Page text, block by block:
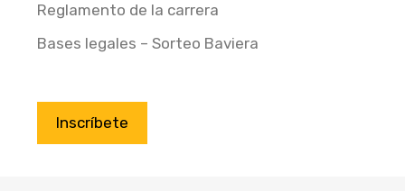
Reglamento de la carrera
Bases legales – Sorteo Baviera
Inscríbete